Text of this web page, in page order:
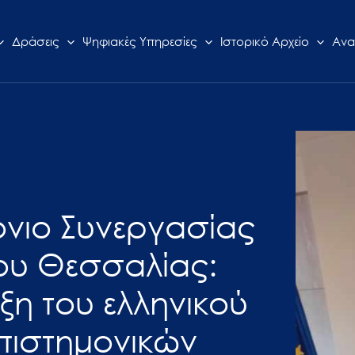
Δράσεις Ψηφιακές Υπηρεσίες Ιστορικό Αρχείο
Συνεργασίας
Θεσσαλίας:
του ελληνικού